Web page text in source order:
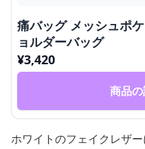
痛バッグ メッシュポ
ョルダーバッグ
¥3,420
商品
ホワイトのフェイクレザ